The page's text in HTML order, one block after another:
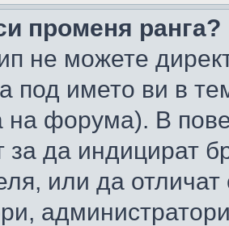
променя ранга?
не можете
под името ви в
на форума). В
за да индицират
или да